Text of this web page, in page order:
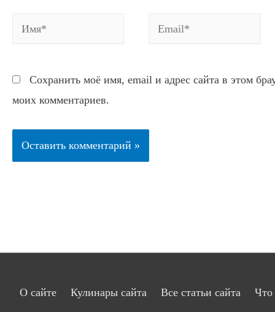
Имя* Email*
Сохранить моё имя, email и адрес сайта в этом
моих комментариев.
О сайте Кулинары сайта Все статьи сайта Что